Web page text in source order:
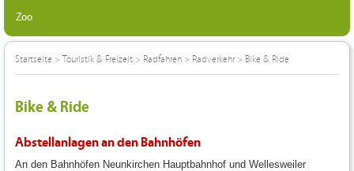
Zoo
Startseite > Touristik & Freizeit > Radfahren > Radverkehr> Bike & Ride
Bike & Ride
Abstellanlagen an den Bahnhöfen
An den Bahnhöfen Neunkirchen Hauptbahnhof und Wellesweiler